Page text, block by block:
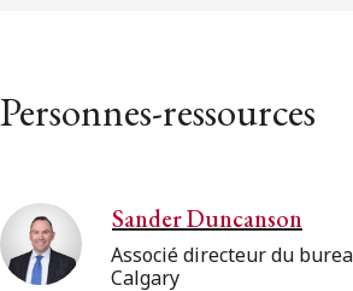
Personnes-ressources
Sander Duncanson
Associé directeur du
Calgary